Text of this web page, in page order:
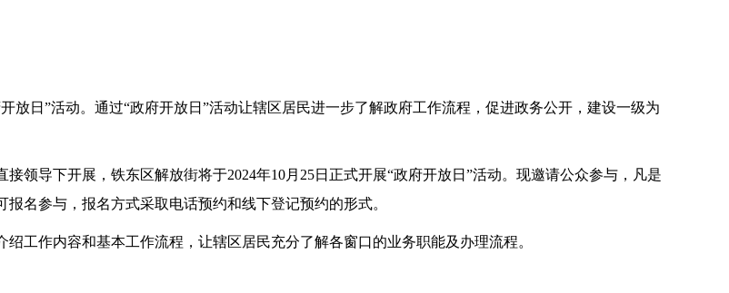
日”活动。通过“政府开放日”活动让辖区居民进一步了解政府工作流程，促进政务公开，建设一级为
导下开展，铁东区解放街将于2024年10月25日正式开展“政府开放日”活动。现邀请公众参与，凡是
名参与，报名方式采取电话预约和线下登记预约的形式。
作内容和基本工作流程，让辖区居民充分了解各窗口的业务职能及办理流程。